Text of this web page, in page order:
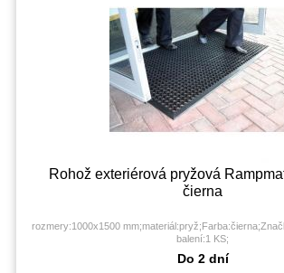
Rohož exteriérová pryžová
čierna
rozmery:1000x1500
balení:1 KS;
Do 2 dní